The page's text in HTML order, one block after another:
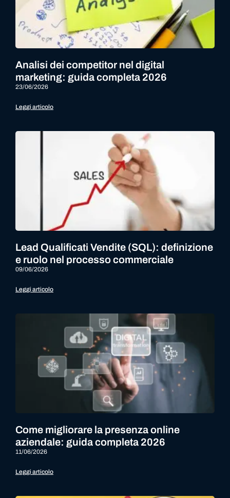
Analisi dei competitor nel digital
marketing: guida completa 2026
23/06/2026
Leggi articolo
Lead Qualificati Vendite (SQL): definizione
e ruolo nel processo commerciale
09/06/2026
Leggi articolo
Come migliorare la presenza online
aziendale: guida completa 2026
11/06/2026
Leggi articolo